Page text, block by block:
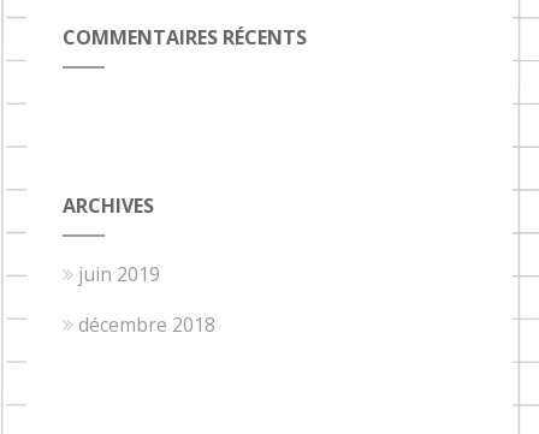
COMMENTAIRES RÉCENTS
ARCHIVES
juin 2019
décembre 2018